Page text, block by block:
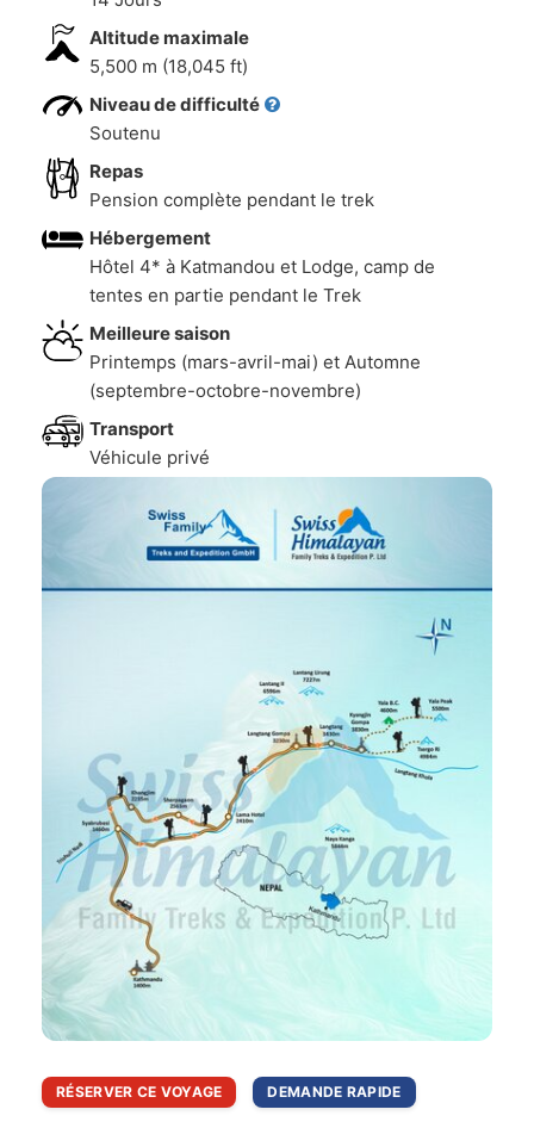
Altitude maximale
5,500 m (18,045 ft)
Niveau de difficulté
Soutenu
Repas
Pension complète pendant le trek
Hébergement
Hôtel 4* à Katmandou et Lodge, camp de
tentes en partie pendant le Trek
Meilleure saison
Printemps (mars-avril-mai) et Automne
(septembre-octobre-novembre)
Transport
Véhicule privé
RÉSERVER CE VOYAGE DEMANDE RAPIDE